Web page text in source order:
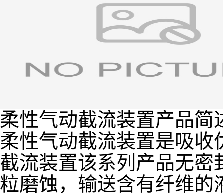
柔性气动截流装置产品简
柔性气动截流装置是吸
截流装置该系列产品无密
粒磨蚀，输送含有纤维的